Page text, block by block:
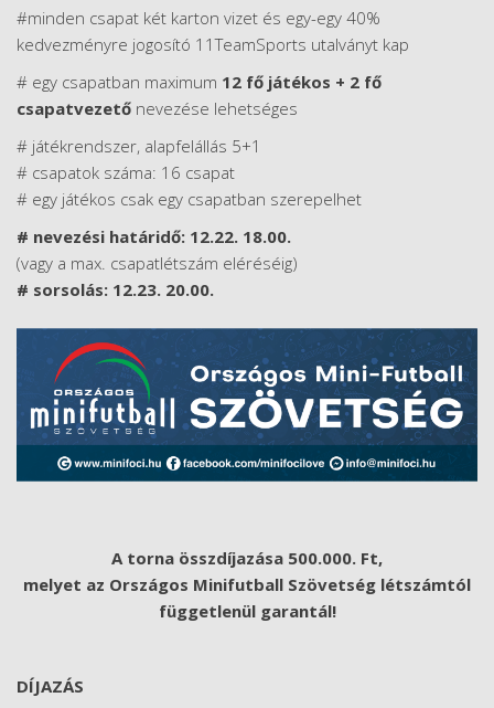
#minden csapat két karton vizet és egy-egy 40%
kedvezményre jogosító 11TeamSports utalványt kap
# egy csapatban maximum 12 fő játékos + 2 fő
csapatvezető nevezése lehetséges
# játékrendszer, alapfelállás 5+1
# csapatok száma: 16 csapat
# egy játékos csak egy csapatban szerepelhet
# nevezési határidő: 12.22. 18.00.
(vagy a max. csapatlétszám eléréséig)
# sorsolás: 12.23. 20.00.
A torna összdíjazása 500.000. Ft,
melyet az Országos Minifutball Szövetség létszámtól
függetlenül garantál!
DÍJAZÁS